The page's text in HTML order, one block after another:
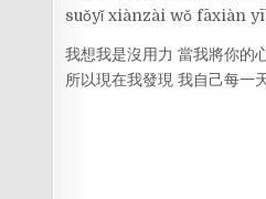
suǒyǐ xiànzài wǒ fāxiàn
我想我是沒用力 當我將你的
所以現在我發現 我自己每一